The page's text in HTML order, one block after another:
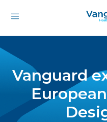
Vanguard